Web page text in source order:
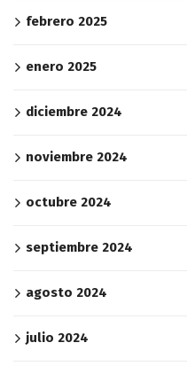
febrero 2025
enero 2025
diciembre 2024
noviembre 2024
octubre 2024
septiembre 2024
agosto 2024
julio 2024